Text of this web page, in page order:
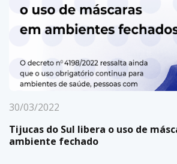
30/03/2022
Tijucas do Sul libera o uso de
ambiente fechado